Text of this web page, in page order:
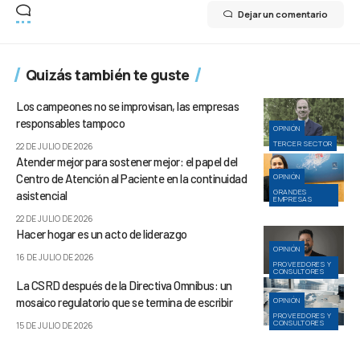
Dejar un comentario
Quizás también te guste
OPINIÓN
TERCER SECTOR
Los campeones no se improvisan, las empresas
responsables tampoco
22 DE JULIO DE 2026
OPINIÓN
GRANDES
EMPRESAS
Atender mejor para sostener mejor: el papel del
Centro de Atención al Paciente en la continuidad
asistencial
22 DE JULIO DE 2026
OPINIÓN
PROVEEDORES Y
CONSULTORES
Hacer hogar es un acto de liderazgo
16 DE JULIO DE 2026
OPINIÓN
PROVEEDORES Y
CONSULTORES
La CSRD después de la Directiva Omnibus: un
mosaico regulatorio que se termina de escribir
15 DE JULIO DE 2026